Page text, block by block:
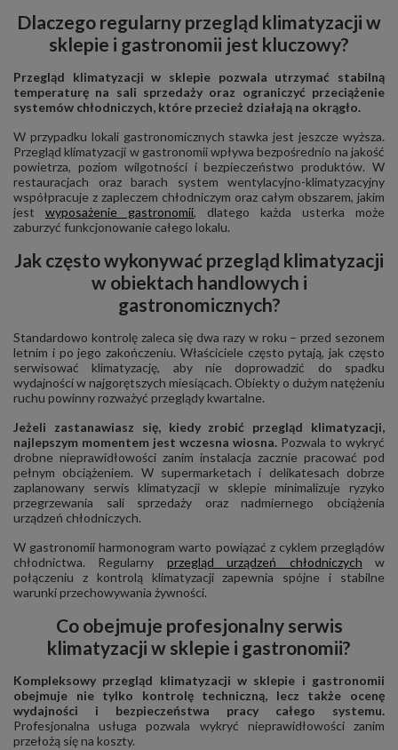
Dlaczego regularny przegląd klimatyzacji w
sklepie i gastronomii jest kluczowy?
Przegląd klimatyzacji w sklepie pozwala utrzymać stabilną
temperaturę na sali sprzedaży oraz ograniczyć przeciążenie
systemów chłodniczych, które przecież działają na okrągło.
W przypadku lokali gastronomicznych stawka jest jeszcze wyższa.
Przegląd klimatyzacji w gastronomii wpływa bezpośrednio na jakość
powietrza, poziom wilgotności i bezpieczeństwo produktów. W
restauracjach oraz barach system wentylacyjno-klimatyzacyjny
współpracuje z zapleczem chłodniczym oraz całym obszarem, jakim
jest wyposażenie gastronomii, dlatego każda usterka może
zaburzyć funkcjonowanie całego lokalu.
Jak często wykonywać przegląd klimatyzacji
w obiektach handlowych i
gastronomicznych?
Standardowo kontrolę zaleca się dwa razy w roku – przed sezonem
letnim i po jego zakończeniu. Właściciele często pytają, jak często
serwisować klimatyzację, aby nie doprowadzić do spadku
wydajności w najgorętszych miesiącach. Obiekty o dużym natężeniu
ruchu powinny rozważyć przeglądy kwartalne.
Jeżeli zastanawiasz się, kiedy zrobić przegląd klimatyzacji,
najlepszym momentem jest wczesna wiosna. Pozwala to wykryć
drobne nieprawidłowości zanim instalacja zacznie pracować pod
pełnym obciążeniem. W supermarketach i delikatesach dobrze
zaplanowany serwis klimatyzacji w sklepie minimalizuje ryzyko
przegrzewania sali sprzedaży oraz nadmiernego obciążenia
urządzeń chłodniczych.
W gastronomii harmonogram warto powiązać z cyklem przeglądów
chłodnictwa. Regularny przegląd urządzeń chłodniczych w
połączeniu z kontrolą klimatyzacji zapewnia spójne i stabilne
warunki przechowywania żywności.
Co obejmuje profesjonalny serwis
klimatyzacji w sklepie i gastronomii?
Kompleksowy przegląd klimatyzacji w sklepie i gastronomii
obejmuje nie tylko kontrolę techniczną, lecz także ocenę
wydajności i bezpieczeństwa pracy całego systemu.
Profesjonalna usługa pozwala wykryć nieprawidłowości zanim
przełożą się na koszty.